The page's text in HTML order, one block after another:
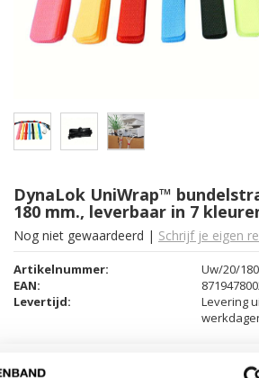
DynaLok UniWrap™
180 mm., leverbaar in 7
Nog niet gewaardeerd | Schrijf je eigen
Artikelnummer:
Uw/20/
EAN:
Levertijd:
Levering
Gewenste kleur: